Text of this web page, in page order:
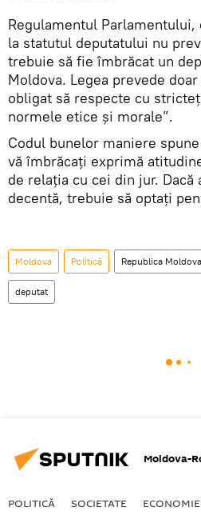
Regulamentul
la statutul deputatului nu
trebuie să fie îmbrăcat un
Moldova. Legea prevede
obligat să respecte cu
normele etice şi morale”.
Codul bunelor maniere
vă îmbrăcați exprimă
de relația cu cei din jur. Dacă
decentă, trebuie să optați
Moldova Politică Republica Moldova
deputat
Moldova-
POLITICĂ SOCIETATE ECONOMIE